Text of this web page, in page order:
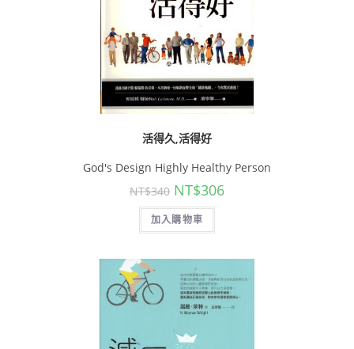
活得久,活得好
God's Design Highly Healthy Person
NT$340 NT$306
加入購物車